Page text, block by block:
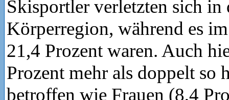
Skisportler verletzten sich in
Körperregion, während es
21,4 Prozent waren. Auch
Prozent mehr als doppelt so
betroffen wie Frauen (8,4